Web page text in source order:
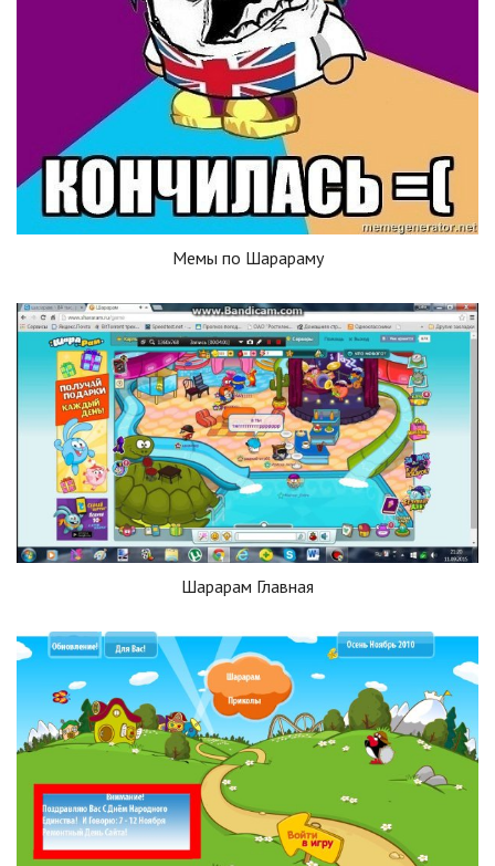
Мемы по Шарараму
Шарарам Главная